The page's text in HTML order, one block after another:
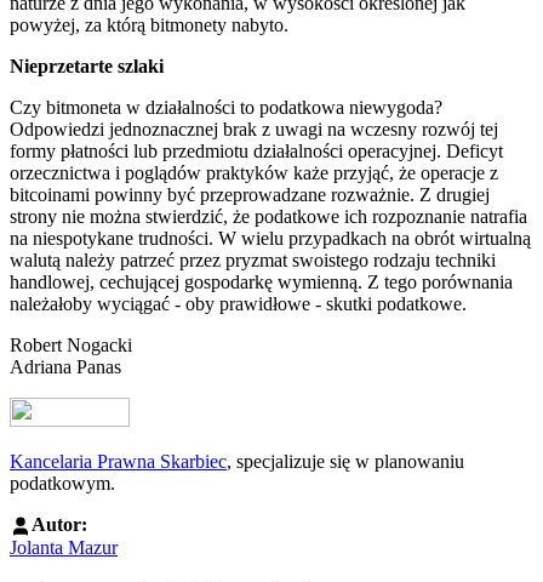
powyżej, za którą bitmonety nabyto.
Nieprzetarte szlaki
Czy bitmoneta w działalności to podatkowa niewygoda?
Odpowiedzi jednoznacznej brak z uwagi na wczesny rozwój tej
formy płatności lub przedmiotu działalności operacyjnej. Deficyt
orzecznictwa i poglądów praktyków każe przyjąć, że operacje z
bitcoinami powinny być przeprowadzane rozważnie. Z drugiej
strony nie można stwierdzić, że podatkowe ich rozpoznanie natrafia
na niespotykane trudności. W wielu przypadkach na obrót wirtualną
walutą należy patrzeć przez pryzmat swoistego rodzaju techniki
handlowej, cechującej gospodarkę wymienną. Z tego porównania
należałoby wyciągać - oby prawidłowe - skutki podatkowe.
Robert Nogacki
Adriana Panas
Kancelaria Prawna Skarbiec, specjalizuje się w planowaniu
podatkowym.
Autor:
Jolanta Mazur